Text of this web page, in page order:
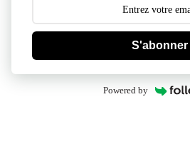
S'abonner
Powered by